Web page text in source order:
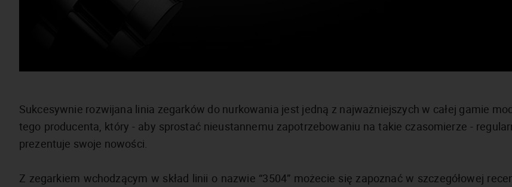
Sukcesywnie rozwijana linia zegarków do nurkowania jest jedną z najważniejszych w całej gamie
tego producenta, który - aby sprostać nieustannemu zapotrzebowaniu na takie czasomierze -
prezentuje swoje nowości.
Z zegarkiem wchodzącym w skład linii o nazwie “3504” możecie się zapoznać w szczegółowej